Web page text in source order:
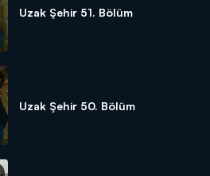
Uzak Şehir 51. Bölüm
Uzak Şehir 50. Bölüm